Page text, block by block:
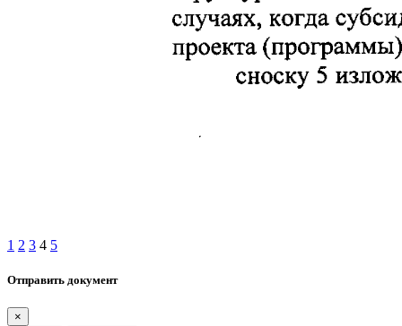
1 2 3 4 5
Отправить документ
×